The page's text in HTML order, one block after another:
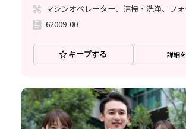
マシンオペレーター、清掃・洗浄、フ
62009-00
キープする 詳細